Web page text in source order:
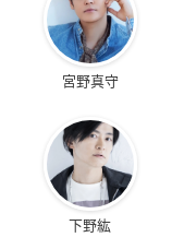
宮野真守
下野紘